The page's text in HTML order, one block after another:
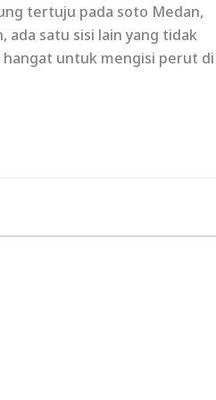
tertuju pada soto Medan,
ada satu sisi lain yang tidak
hangat untuk mengisi perut di